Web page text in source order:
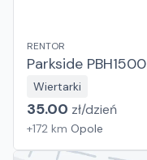
RENTOR
Parkside PBH1500
Wiertarki
35.00 zł/dzień
+172 km Opole